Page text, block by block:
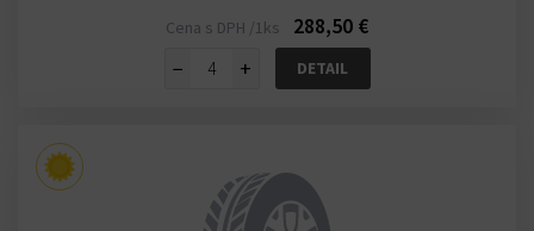
Cena s DPH /1ks
288,50 €
−
+ DETAIL